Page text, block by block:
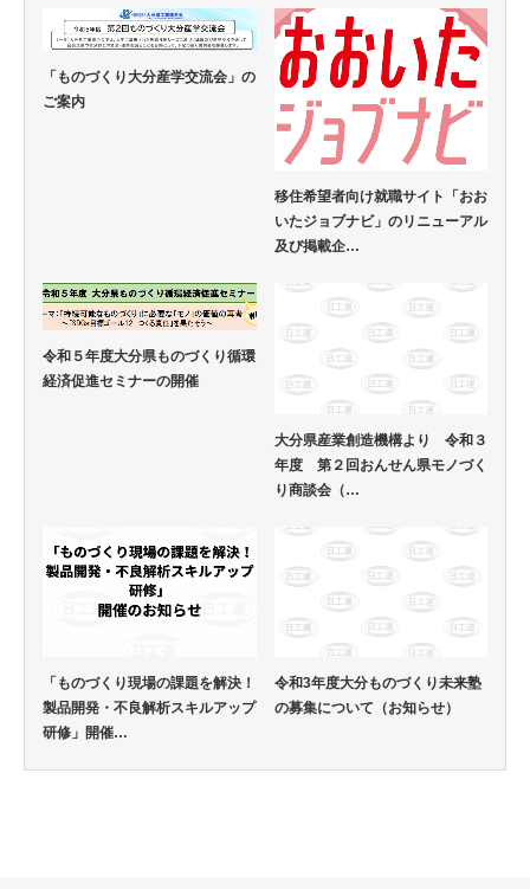
「ものづくり大分産学交流会」の
ご案内
移住希望者向け就職サイト「おお
いたジョブナビ」のリニューアル
及び掲載企…
令和５年度大分県ものづくり循環
経済促進セミナーの開催
大分県産業創造機構より 令和３
年度 第２回おんせん県モノづく
り商談会（…
「ものづくり現場の課題を解決！
製品開発・不良解析スキルアップ
研修」開催…
令和3年度大分ものづくり未来塾
の募集について（お知らせ）